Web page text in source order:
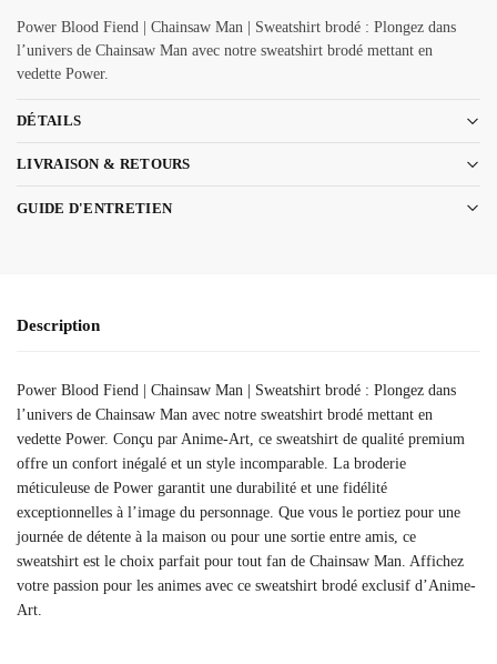
Power Blood Fiend | Chainsaw Man | Sweatshirt brodé : Plongez dans
l’univers de Chainsaw Man avec notre sweatshirt brodé mettant en
vedette Power.
DÉTAILS
LIVRAISON & RETOURS
GUIDE D'ENTRETIEN
Description
Power Blood Fiend | Chainsaw Man | Sweatshirt brodé : Plongez dans
l’univers de Chainsaw Man avec notre sweatshirt brodé mettant en
vedette Power. Conçu par Anime-Art, ce sweatshirt de qualité premium
offre un confort inégalé et un style incomparable. La broderie
méticuleuse de Power garantit une durabilité et une fidélité
exceptionnelles à l’image du personnage. Que vous le portiez pour une
journée de détente à la maison ou pour une sortie entre amis, ce
sweatshirt est le choix parfait pour tout fan de Chainsaw Man. Affichez
votre passion pour les animes avec ce sweatshirt brodé exclusif d’Anime-
Art.